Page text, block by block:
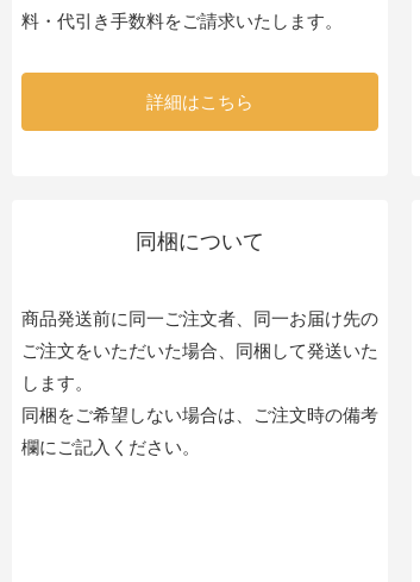
料・代引き手数料をご請求いたします。
詳細はこちら
同梱について
商品発送前に同一ご注文者、同一お届け先の
ご注文をいただいた場合、同梱して発送いた
します。
同梱をご希望しない場合は、ご注文時の備考
欄にご記入ください。